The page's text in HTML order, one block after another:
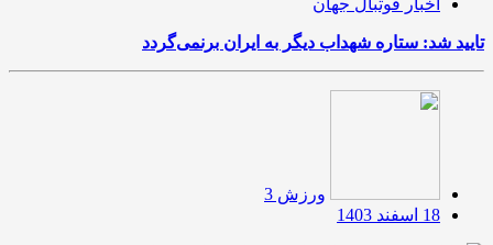
اخبار فوتبال جهان
تایید شد: ستاره شهداب دیگر به ایران برنمی‌گردد
ورزش 3
18 اسفند 1403